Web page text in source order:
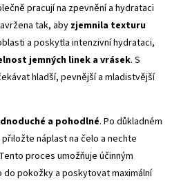
pracují na zpevnění a hydrataci
tak, aby zjemnila texturu
a poskytla intenzivní hydrataci,
jemných linek a vrásek. S
hladší, pevnější a mladistvější
a pohodlné. Po důkladném
náplast na čelo a nechte
proces umožňuje účinným
pokožky a poskytovat maximální